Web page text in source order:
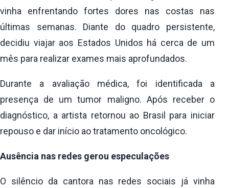
vinha enfrentando fortes dores nas costas nas
últimas semanas. Diante do quadro persistente,
decidiu viajar aos Estados Unidos há cerca de um
mês para realizar exames mais aprofundados.
Durante a avaliação médica, foi identificada a
presença de um tumor maligno. Após receber o
diagnóstico, a artista retornou ao Brasil para iniciar
repouso e dar início ao tratamento oncológico.
Ausência nas redes gerou especulações
O silêncio da cantora nas redes sociais já vinha